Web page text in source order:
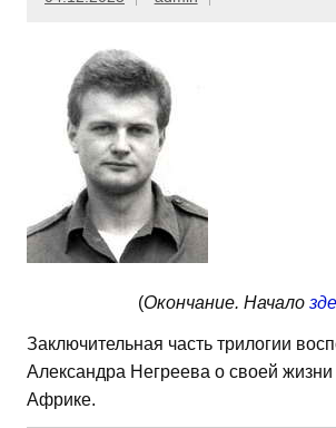
(Окончание. Начало
Заключительная часть трилогии
Александра Негреева о своей жизни
Африке.